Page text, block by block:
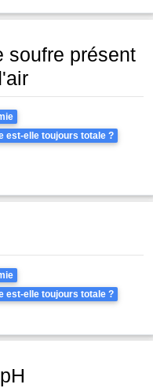
soufre présent
est-elle toujours totale ?
est-elle toujours totale ?